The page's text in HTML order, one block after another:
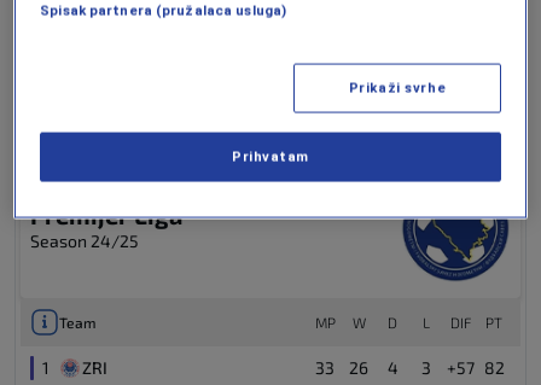
Premijer Liga
Season 24/25
Team MP W D L DIF PT
1 ZRI 33 26 4 3 +57 82
Spisak partnera (pružalaca usluga)
Prikaži svrhe
Prihvatam